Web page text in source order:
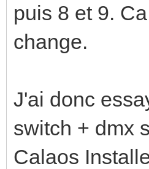
puis 8 et 9.
change.
J'ai donc
switch + dmx
Calaos